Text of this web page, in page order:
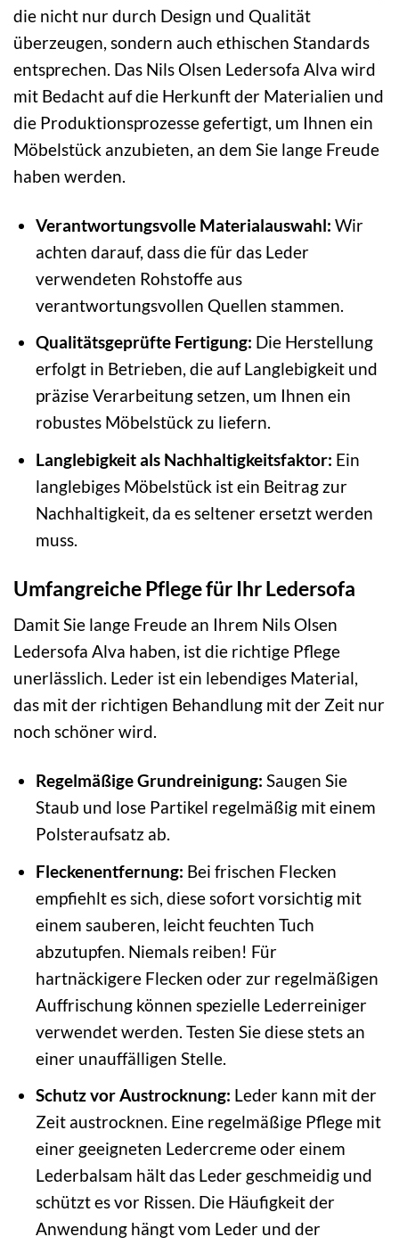
die nicht nur durch Design und Qualität
überzeugen, sondern auch ethischen Standards
entsprechen. Das Nils Olsen Ledersofa Alva wird
mit Bedacht auf die Herkunft der Materialien und
die Produktionsprozesse gefertigt, um Ihnen ein
Möbelstück anzubieten, an dem Sie lange Freude
haben werden.
Verantwortungsvolle Materialauswahl: Wir
achten darauf, dass die für das Leder
verwendeten Rohstoffe aus
verantwortungsvollen Quellen stammen.
Qualitätsgeprüfte Fertigung: Die Herstellung
erfolgt in Betrieben, die auf Langlebigkeit und
präzise Verarbeitung setzen, um Ihnen ein
robustes Möbelstück zu liefern.
Langlebigkeit als Nachhaltigkeitsfaktor: Ein
langlebiges Möbelstück ist ein Beitrag zur
Nachhaltigkeit, da es seltener ersetzt werden
muss.
Umfangreiche Pflege für Ihr Ledersofa
Damit Sie lange Freude an Ihrem Nils Olsen
Ledersofa Alva haben, ist die richtige Pflege
unerlässlich. Leder ist ein lebendiges Material,
das mit der richtigen Behandlung mit der Zeit nur
noch schöner wird.
Regelmäßige Grundreinigung: Saugen Sie
Staub und lose Partikel regelmäßig mit einem
Polsteraufsatz ab.
Fleckenentfernung: Bei frischen Flecken
empfiehlt es sich, diese sofort vorsichtig mit
einem sauberen, leicht feuchten Tuch
abzutupfen. Niemals reiben! Für
hartnäckigere Flecken oder zur regelmäßigen
Auffrischung können spezielle Lederreiniger
verwendet werden. Testen Sie diese stets an
einer unauffälligen Stelle.
Schutz vor Austrocknung: Leder kann mit der
Zeit austrocknen. Eine regelmäßige Pflege mit
einer geeigneten Ledercreme oder einem
Lederbalsam hält das Leder geschmeidig und
schützt es vor Rissen. Die Häufigkeit der
Anwendung hängt vom Leder und der